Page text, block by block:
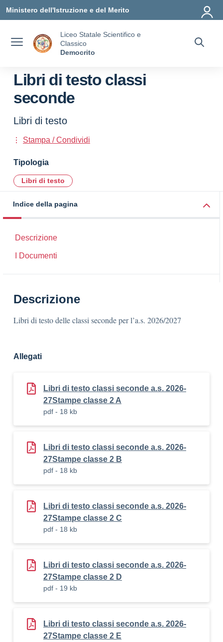
Ministero dell'Istruzione e del Merito
Liceo Statale Scientifico e
Classico
Democrito
Libri di testo classi
seconde
Libri di testo
Stampa / Condividi
Tipologia
Libri di testo
Indice della pagina
Descrizione
I Documenti
Descrizione
Libri di testo delle classi seconde per l’a.s. 2026/2027
Allegati
Libri di testo classi seconde a.s. 2026-
27Stampe classe 2 A
pdf - 18 kb
Libri di testo classi seconde a.s. 2026-
27Stampe classe 2 B
pdf - 18 kb
Libri di testo classi seconde a.s. 2026-
27Stampe classe 2 C
pdf - 18 kb
Libri di testo classi seconde a.s. 2026-
27Stampe classe 2 D
pdf - 19 kb
Libri di testo classi seconde a.s. 2026-
27Stampe classe 2 E